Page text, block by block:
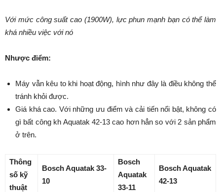
Với mức công suất cao (1900W), lực phun mạnh bạn có thể làm
khá nhiều việc với nó
Nhược điểm:
Máy vẫn kêu to khi hoạt động, hình như đây là điều không thể
tránh khỏi được.
Giá khá cao. Với những ưu điểm và cải tiến nổi bật, không có
gì bất công kh Aquatak 42-13 cao hơn hẳn so với 2 sản phẩm
ở trên.
Thông
số kỹ
thuật
Bosch Aquatak 33-
10
Bosch
Aquatak
33-11
Bosch Aquatak
42-13